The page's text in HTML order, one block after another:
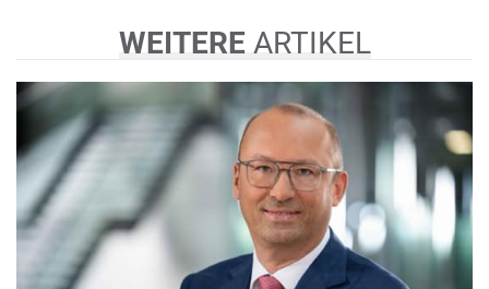
WEITERE ARTIKEL